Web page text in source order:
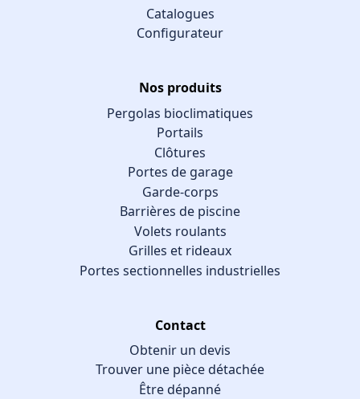
Catalogues
Configurateur
Nos produits
Pergolas bioclimatiques
Portails
Clôtures
Portes de garage
Garde-corps
Barrières de piscine
Volets roulants
Grilles et rideaux
Portes sectionnelles industrielles
Contact
Obtenir un devis
Trouver une pièce détachée
Être dépanné